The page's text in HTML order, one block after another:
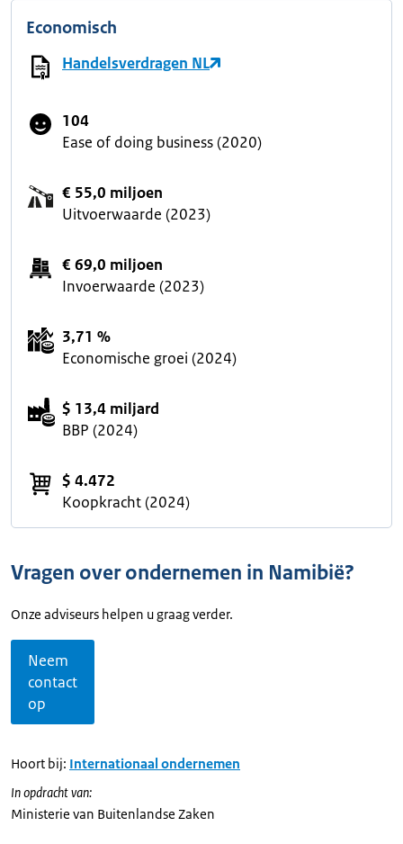
Economisch
Handelsverdragen NL
104
Ease of doing business (2020)
€ 55,0 miljoen
Uitvoerwaarde (2023)
€ 69,0 miljoen
Invoerwaarde (2023)
3,71 %
Economische groei (2024)
$ 13,4 miljard
BBP (2024)
$ 4.472
Koopkracht (2024)
Vragen over ondernemen in Namibië?
Onze adviseurs helpen u graag verder.
Neem
contact
op
Hoort bij: Internationaal ondernemen
In opdracht van:
Ministerie van Buitenlandse Zaken